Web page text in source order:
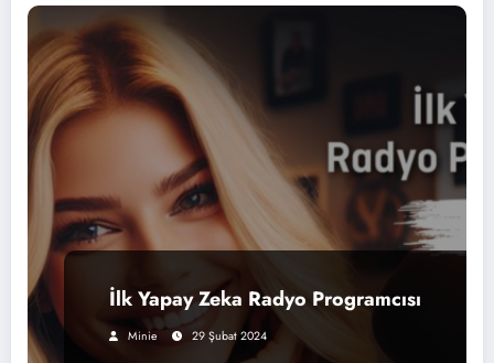
İlk Yapay Zeka Radyo Programcısı
Minie 29 Şubat 2024